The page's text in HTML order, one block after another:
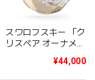
スワロフスキー 「ク
リスベア オーナメン
産品」5701830¥44,000